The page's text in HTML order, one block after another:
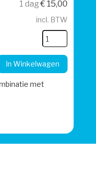
1 dag€ 15,00
incl. BTW
In Winkelwagen
met